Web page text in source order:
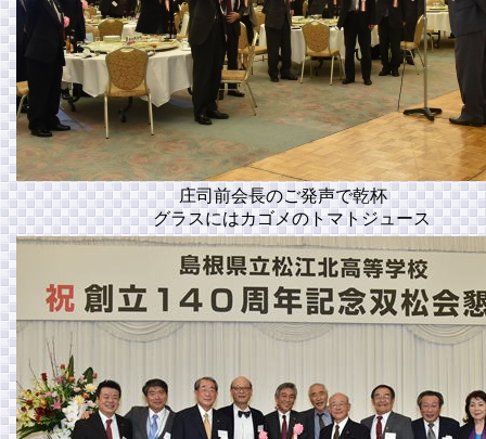
庄司前会長のご発声で乾杯
グラスにはカゴメのトマトジュース